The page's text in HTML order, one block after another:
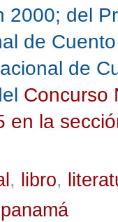
2000; del
de
de
Concurso
en la
, libro,
panamá